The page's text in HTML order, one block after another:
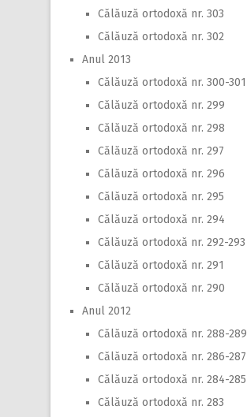
Călăuză ortodoxă nr. 303
Călăuză ortodoxă nr. 302
Anul 2013
Călăuză ortodoxă nr. 300-301
Călăuză ortodoxă nr. 299
Călăuză ortodoxă nr. 298
Călăuză ortodoxă nr. 297
Călăuză ortodoxă nr. 296
Călăuză ortodoxă nr. 295
Călăuză ortodoxă nr. 294
Călăuză ortodoxă nr. 292-293
Călăuză ortodoxă nr. 291
Călăuză ortodoxă nr. 290
Anul 2012
Călăuză ortodoxă nr. 288-289
Călăuză ortodoxă nr. 286-287
Călăuză ortodoxă nr. 284-285
Călăuză ortodoxă nr. 283